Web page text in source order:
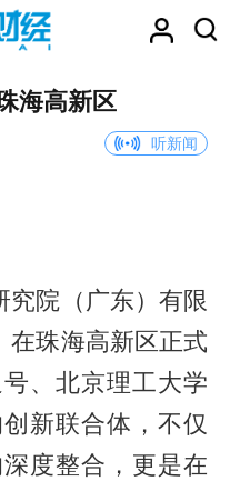
海高新区
听新闻
究院（广东）有限
在珠海高新区正式
、北京理工大学
新联合体，不仅
度整合，更是在